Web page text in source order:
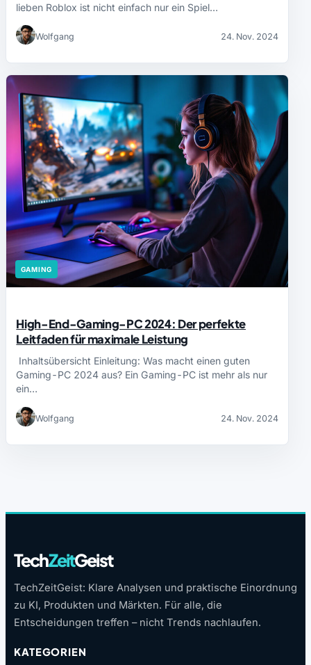
lieben Roblox ist nicht einfach nur ein Spiel…
Wolfgang 24. Nov. 2024
GAMING
High-End-Gaming-PC 2024: Der perfekte
Leitfaden für maximale Leistung
Inhaltsübersicht Einleitung: Was macht einen guten
Gaming-PC 2024 aus? Ein Gaming-PC ist mehr als nur
ein…
Wolfgang 24. Nov. 2024
TechZeitGeist
TechZeitGeist: Klare Analysen und praktische Einordnung
zu KI, Produkten und Märkten. Für alle, die
Entscheidungen treffen – nicht Trends nachlaufen.
KATEGORIEN